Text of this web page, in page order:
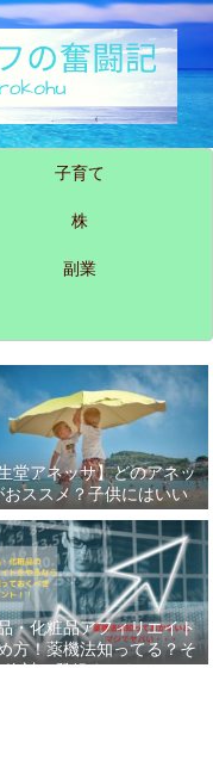
子育て
株
副業
堂アネッサ】どのアネッ
おススメ？子供にはいい
の？
・化粧品アフィリエイト
方！薬機法知ってる？そ
絶対に登録すべきASP６